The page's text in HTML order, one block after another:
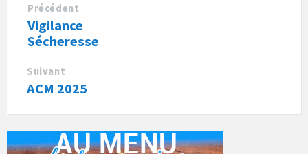
k
Précédent
Vigilance
Sécheresse
Suivant
ACM 2025